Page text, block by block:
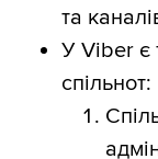
та
У Viber є
спільнот: